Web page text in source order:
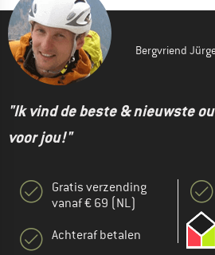
Bergvriend
"Ik vind de beste & nieuwste
voor jou!"
Gratis verzending
vanaf € 69 (NL)
Achteraf betalen